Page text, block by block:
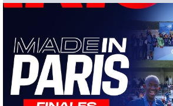
4 AOÛT 2026
Mercato : Khalil
(Officiel)
[News-Anciens]Leverkusen : un
(Foot Mercato)
[News-Formation]Nsoki va filer au
(L’Equipe)